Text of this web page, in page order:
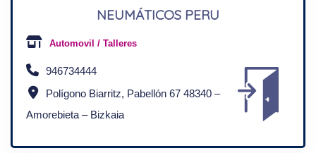
NEUMÁTICOS PERU
Automovil / Talleres
946734444
Polígono Biarritz, Pabellón 67 48340 –
Amorebieta – Bizkaia